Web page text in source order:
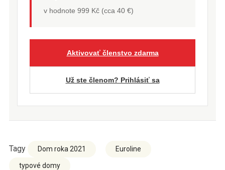
v hodnote 999 Kč (cca 40 €)
Aktivovať členstvo zdarma
Už ste členom? Prihlásiť sa
Tagy Dom roka 2021 Euroline
typové domy